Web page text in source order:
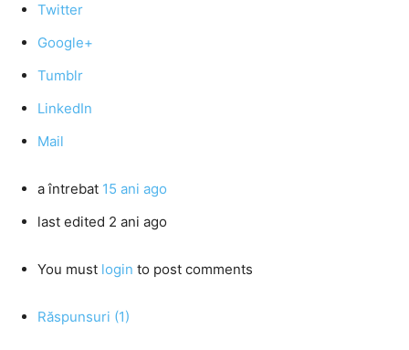
Twitter
Google+
Tumblr
LinkedIn
Mail
a întrebat 15 ani ago
last edited 2 ani ago
You must login to post comments
Răspunsuri (1)